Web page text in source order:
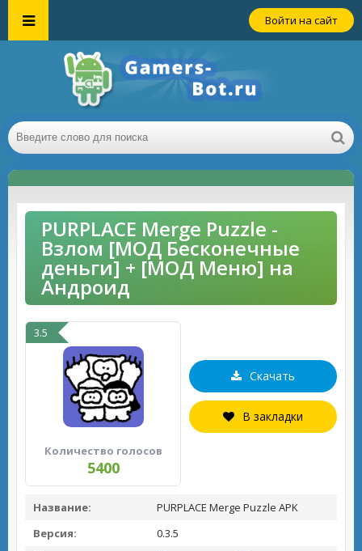
Войти на сайт
PURPLACE Merge Puzzle -
Взлом [МОД Бесконечные
деньги] + [МОД Меню] на
Андроид
3.5
Количество голосов
5400
Скачать
В закладки
Название:
PURPLACE Merge Puzzle APK
Версия:
0.3.5